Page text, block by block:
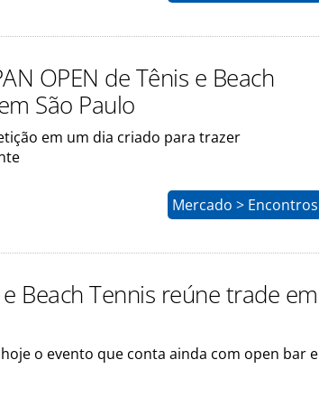
OPEN de Tênis e Beach
São Paulo
em um dia criado para trazer
Mercado > Encontros
e Beach Tennis reúne trade em
o evento que conta ainda com open bar e